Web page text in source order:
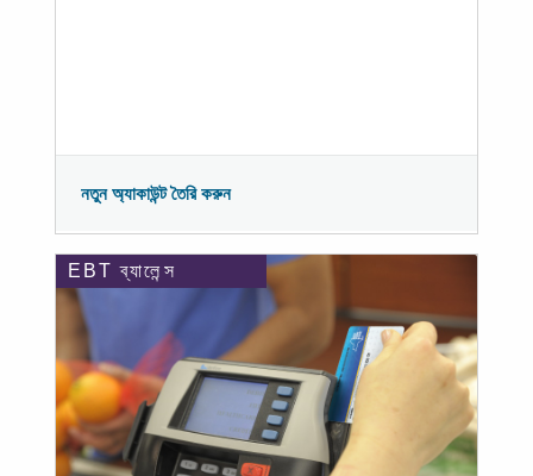
নতুন অ্যাকাউন্ট তৈরি করুন
EBT ব্যালেন্স